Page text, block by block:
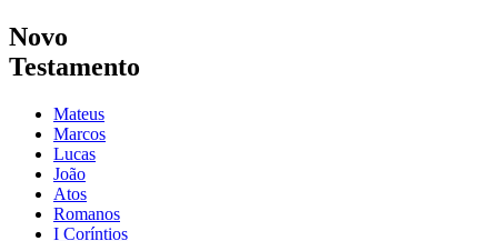
Novo
Testamento
Mateus
Marcos
Lucas
João
Atos
Romanos
I Coríntios